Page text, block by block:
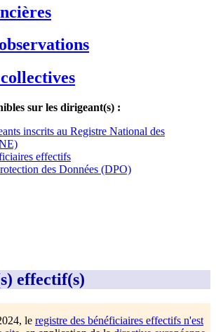
sur les dirigeant(s) :
inscrits au Registre National des
effectifs
des Données (DPO)
effectif(s)
le registre des bénéficiaires effectifs n'est